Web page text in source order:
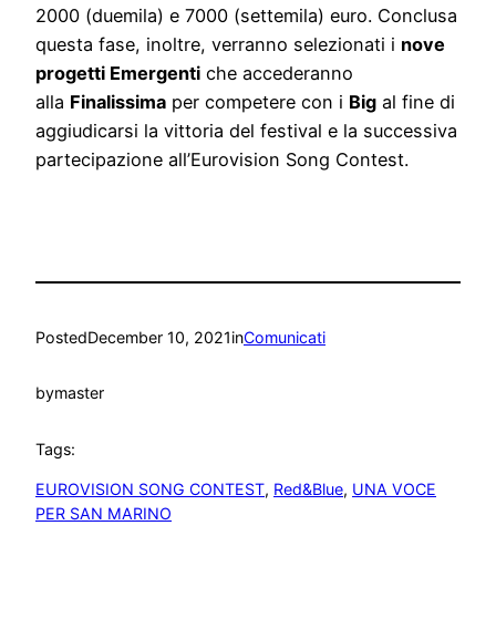
2000 (duemila) e 7000 (settemila) euro. Conclusa
questa fase, inoltre, verranno selezionati i nove
progetti Emergenti che accederanno
alla Finalissima per competere con i Big al fine di
aggiudicarsi la vittoria del festival e la successiva
partecipazione all’Eurovision Song Contest.
PostedDecember 10, 2021inComunicati
bymaster
Tags:
EUROVISION SONG CONTEST, Red&Blue, UNA VOCE
PER SAN MARINO